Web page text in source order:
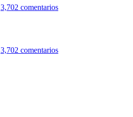
3,702 comentarios
3,702 comentarios